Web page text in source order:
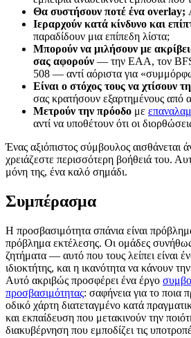
Θα συστήσουν ποτέ ένα overlay;
Ιεραρχούν κατά κίνδυνο και
παραδίδουν μια επίπεδη λίστα;
Μπορούν να μιλήσουν με
σας αφορούν — την EAA, τον
508 — αντί αόριστα για
Είναι ο στόχος τους να χτίσουν
σας κρατήσουν εξαρτημένους από
Μετρούν την πρόοδο με
αντί να υποθέτουν ότι οι
Ένας αξιόπιστος σύμβουλος αισθάνεται
χρειάζεστε περισσότερη βοήθειά του.
μόνη της, ένα καλό σημάδι.
Συμπέρασμα
Η προσβασιμότητα σπάνια είναι
πρόβλημα εκτέλεσης. Οι ομάδες
ζητήματα — αυτό που τους λείπει είναι
ιδιοκτήτης, και η ικανότητα να κάνουν
Αυτό ακριβώς προσφέρει ένα έργο
προσβασιμότητας: σαφήνεια για το ποια
οδικό χάρτη διατεταγμένο κατά
και εκπαίδευση που μετακινούν την
διακυβέρνηση που εμποδίζει τις